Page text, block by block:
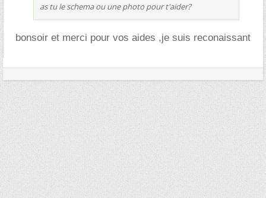
as tu le schema ou une photo pour t'aider?
bonsoir et merci pour vos aides ,je suis reconaissant